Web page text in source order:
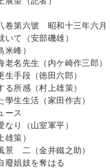
卷第六號 昭和十三年六月
いて（安部磯雄）
峰）
老名先生（内ケ崎作三郎）
生手段（徳田六郎）
る所感（村上雄策）
學生生活（家田作吉）
ース
なり（山室軍平）
策）
景 二（金井鐵之助）
廢娼妓を奪はる